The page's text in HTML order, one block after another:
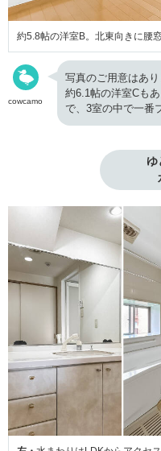
約5.8帖の洋室B。北東向きに腰
cowcamo
写真のご用意はあ
約6.1帖の洋室Cも
で、3室の中で一番
ゆ